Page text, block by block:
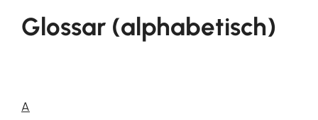
Glossar (alphabetisch)
A